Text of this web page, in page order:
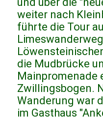
weiter nach
führte die Tour
die Mudbrücke
Mainpromenade
Zwillingsbogen.
Wanderung war
im Gasthaus